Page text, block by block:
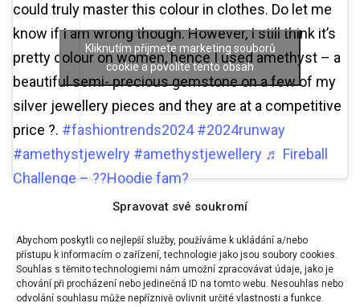
Spravovat své soukromí
Abychom poskytli co nejlepší služby, používáme k ukládání a/nebo
přístupu k informacím o zařízení, technologie jako jsou soubory cookies.
Souhlas s těmito technologiemi nám umožní zpracovávat údaje, jako je
chování při procházení nebo jedinečná ID na tomto webu. Nesouhlas nebo
odvolání souhlasu může nepříznivě ovlivnit určité vlastnosti a funkce.
could truly master this colour in clothes. Do let me
know if I am wrong though. However, I still think it’s
pretty colour on women, hence I used amethyst – a
beautiful semi- precious gemstone on a few of my
silver jewellery pieces and they are at a competitive
price ?. #fashiontrends2024 #2024runway
#amethystjewelry #amethystjewellery ♬ Fireball
Challenge – ??Hoodie fam?
Kliknutím přijmete marketing souborů
cookie a povolíte tento obsah
Šeřík a zlatá
V kombinaci se zlatými akcenty vytváří šeřík
ohromující a opulentní barevné schéma, které
přináší nádech luxusu a půvabu. Teplé a zářivé tóny